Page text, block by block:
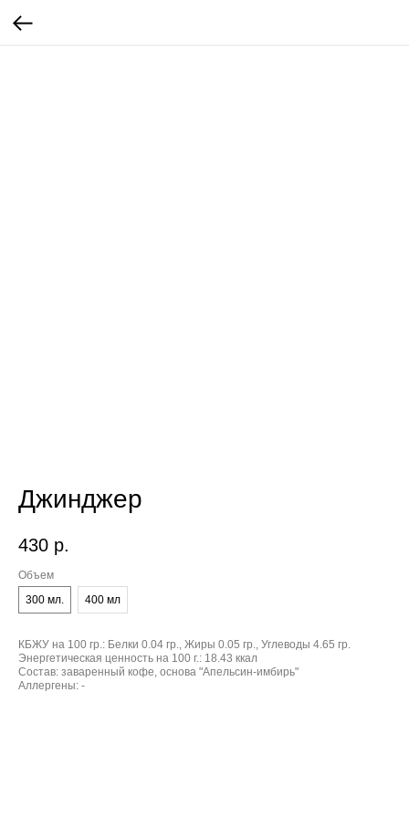
Джинджер
430 р.
Объем
300 мл.
400 мл
КБЖУ на 100 гр.: Белки 0.04 гр., Жиры 0.05 гр., Углеводы 4.65 гр.
Энергетическая ценность на 100 г.: 18.43 ккал
Состав: заваренный кофе, основа "Апельсин-имбирь"
Аллергены: -